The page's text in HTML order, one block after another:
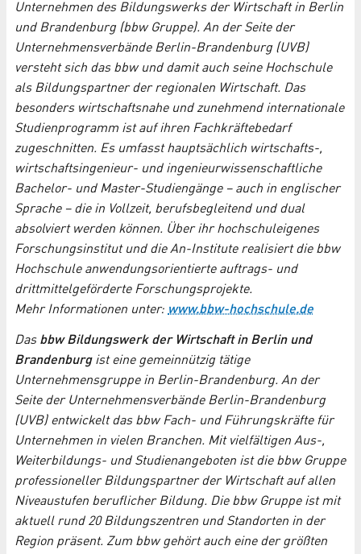
Unternehmen des Bildungswerks der Wirtschaft in Berlin
und Brandenburg (bbw Gruppe). An der Seite der
Unternehmensverbände Berlin-Brandenburg (UVB)
versteht sich das bbw und damit auch seine Hochschule
als Bildungspartner der regionalen Wirtschaft. Das
besonders wirtschaftsnahe und zunehmend internationale
Studienprogramm ist auf ihren Fachkräftebedarf
zugeschnitten. Es umfasst hauptsächlich wirtschafts-,
wirtschaftsingenieur- und ingenieurwissenschaftliche
Bachelor- und Master-Studiengänge – auch in englischer
Sprache – die in Vollzeit, berufsbegleitend und dual
absolviert werden können. Über ihr hochschuleigenes
Forschungsinstitut und die An-Institute realisiert die bbw
Hochschule anwendungsorientierte auftrags- und
drittmittelgeförderte Forschungsprojekte.
Mehr Informationen unter: www.bbw-hochschule.de
Das bbw Bildungswerk der Wirtschaft in Berlin und
Brandenburgist eine gemeinnützig tätige
Unternehmensgruppe in Berlin-Brandenburg. An der
Seite der Unternehmensverbände Berlin-Brandenburg
(UVB) entwickelt das bbw Fach- und Führungskräfte für
Unternehmen in vielen Branchen. Mit vielfältigen Aus-,
Weiterbildungs- und Studienangeboten ist die bbw Gruppe
professioneller Bildungspartner der Wirtschaft auf allen
Niveaustufen beruflicher Bildung. Die bbw Gruppe ist mit
aktuell rund 20 Bildungszentren und Standorten in der
Region präsent. Zum bbw gehört auch eine der größten